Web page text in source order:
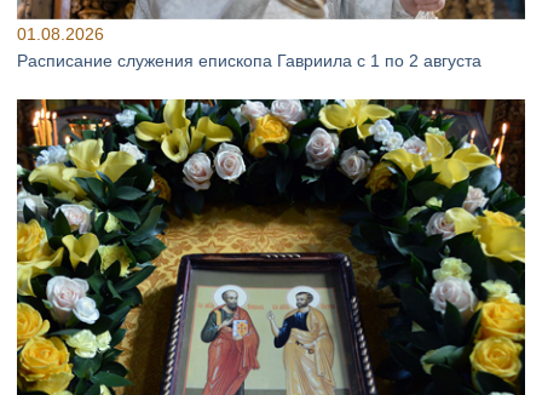
01.08.2026
Расписание служения епископа Гавриила с 1 по 2 августа